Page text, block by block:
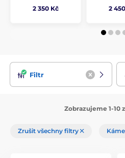
2 350 Kč
2
Filtr
Zobrazujeme 1-10
Zrušit všechny filtry